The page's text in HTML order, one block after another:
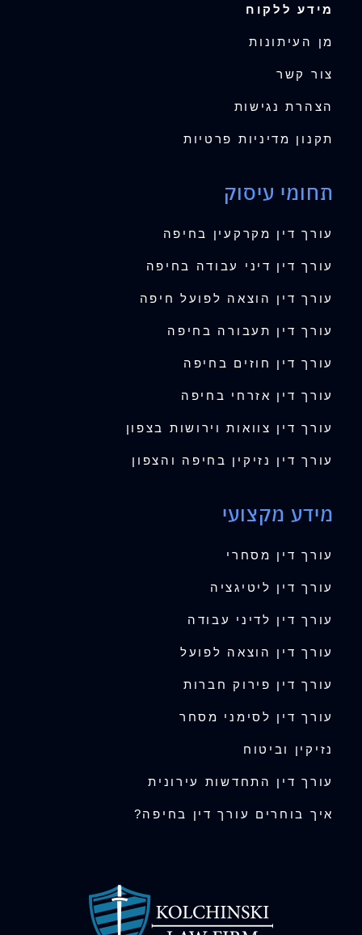
מידע ללקוח
מן העיתונות
צור קשר
הצהרת נגישות
תקנון מדיניות פרטיות
תחומי עיסוק
עורך דין מקרקעין בחיפה
עורך דין דיני עבודה בחיפה
עורך דין הוצאה לפועל חיפה
עורך דין תעבורה בחיפה
עורך דין חוזים בחיפה
עורך דין אזרחי בחיפה
עורך דין צוואות וירושות בצפון
עורך דין נזיקין בחיפה והצפון
מידע מקצועי
עורך דין מסחרי
עורך דין ליטיגציה
עורך דין לדיני עבודה
עורך דין הוצאה לפועל
עורך דין פירוק חברות
עורך דין לסימני מסחר
נזיקין וביטוח
עורך דין התחדשות עירונית
איך בוחרים עורך דין בחיפה?